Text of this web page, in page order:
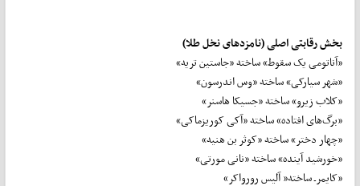
بخش رقابتی اصلی (نامزدهای نخل طلا)
«آناتومی یک سقوط» ساخته «جاستین تریه»
«شهر سیارکی» ساخته «وس اندرسون»
«کلاب زیرو» ساخته «جسیکا هاسنر»
«برگ‌های افتاده» ساخته «آکی کوریزماکی»
«چهار دختر» ساخته «کوثر بن هنیه»
«خورشید آینده» ساخته «نانی مورتی»
«کایمرـ ساخته« آلیس رورواکر»